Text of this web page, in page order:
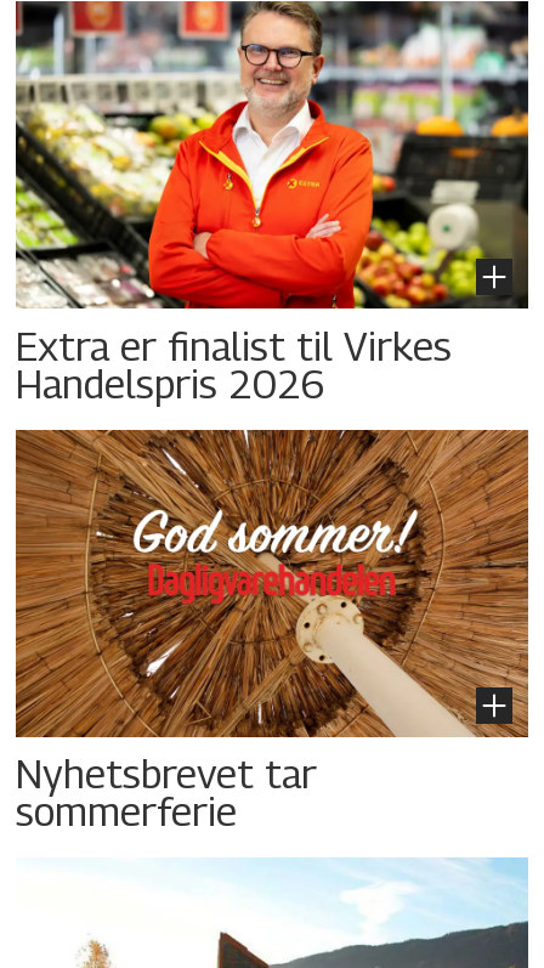
Extra er finalist til Virkes
Handelspris 2026
Nyhetsbrevet tar
sommerferie